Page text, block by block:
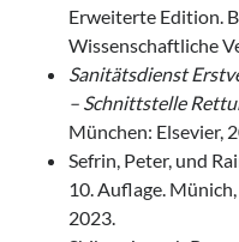
Erweiterte Edition.
Wissenschaftliche
Sanitätsdienst
– Schnittstelle
München: Elsevier,
Sefrin, Peter, und
10. Auflage.
2023.